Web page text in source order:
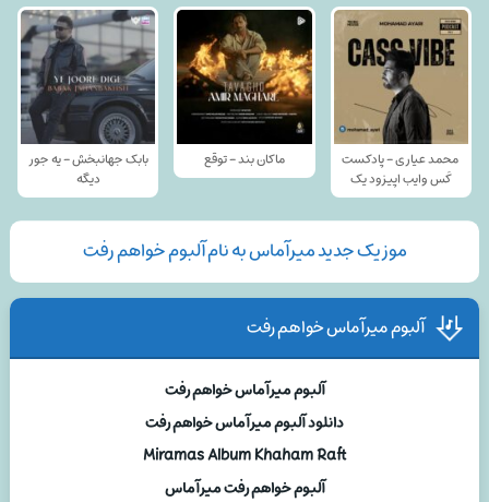
محمد عیاری - پادکست
کَس وایب اپیزود یک
ماکان بند - توقع
بابک جهانبخش - یه جور
دیگه
موزیک جدید میرآماس به نام آلبوم خواهم رفت
آلبوم میرآماس خواهم رفت
آلبوم میرآماس خواهم رفت
دانلود آلبوم میرآماس خواهم رفت
Miramas Album Khaham Raft
آلبوم خواهم رفت میرآماس